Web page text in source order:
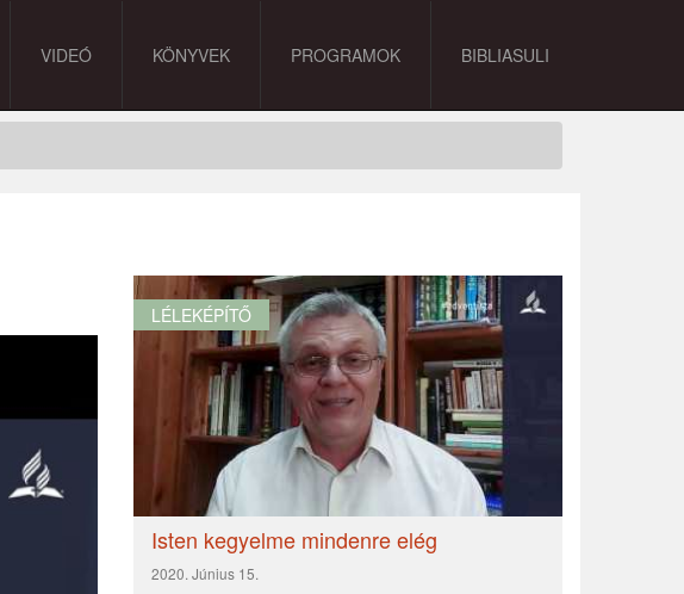
VIDEÓ KÖNYVEK PROGRAMOK BIBLIASULI
LÉLEKÉPÍTŐ
Isten kegyelme mindenre elég
2020. Június 15.